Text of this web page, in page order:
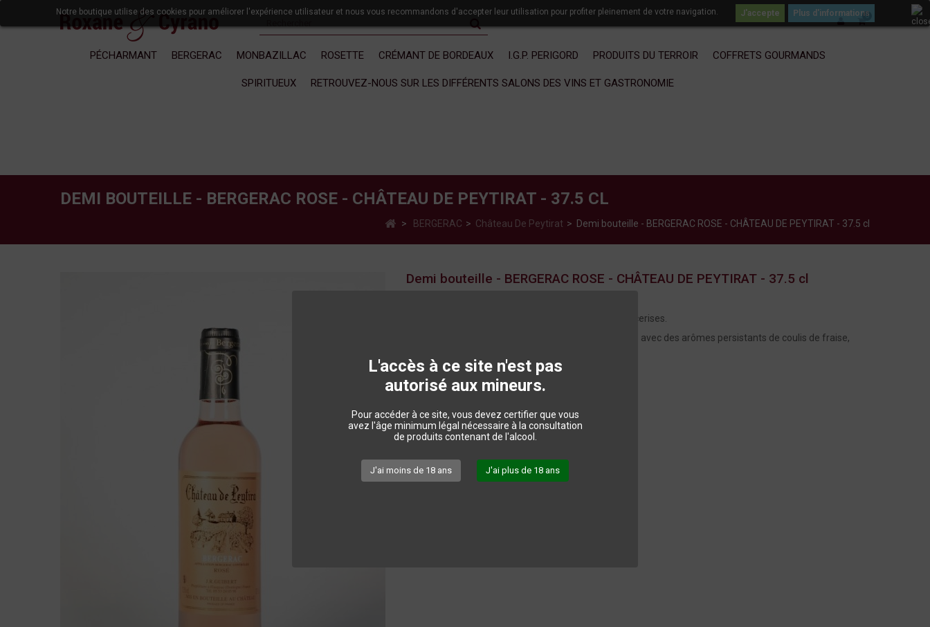
0
Notre boutique utilise des cookies pour améliorer l'expérience utilisateur et nous vous recommandons d'accepter leur utilisation pour profiter pleinement de votre navigation. Plus d'informations
PÉCHARMANT BERGERAC MONBAZILLAC ROSETTE CRÉMANT DE BORDEAUX I.G.P. PERIGORD PRODUITS DU TERROIR COFFRETS GOURMANDS
SPIRITUEUX RETROUVEZ-NOUS SUR LES DIFFÉRENTS SALONS DES VINS ET GASTRONOMIE
L'accès à ce site n'est pas
autorisé aux mineurs.
Pour accéder à ce site, vous devez certifier que vous
avez l'âge minimum légal nécessaire à la consultation
de produits contenant de l'alcool.
J'ai moins de 18 ans J'ai plus de 18 ans
DEMI BOUTEILLE - BERGERAC ROSE - CHÂTEAU DE PEYTIRAT - 37.5 CL
> BERGERAC > Château De Peytirat > Demi bouteille - BERGERAC ROSE - CHÂTEAU DE PEYTIRAT - 37.5 cl
Demi bouteille - BERGERAC ROSE - CHÂTEAU DE PEYTIRAT - 37.5 cl
Nez délicat,notes de petits fruits rouges et de jus de cerises.
La bouche est légèrement perlante, ronde et acidulée avec des arômes persistants de coulis de fraise,
Disponible
Quantité